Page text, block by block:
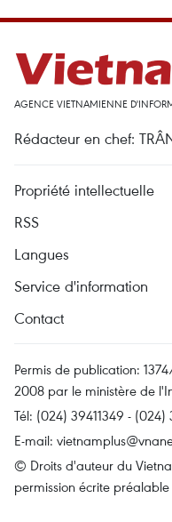
AGENCE VIETNAMIENNE
Rédacteur en chef:
Propriété intellectuelle
RSS
Langues
Service d'information
Contact
Permis de publication:
2008 par le ministère de
Tél: (024) 39411349 - (024)
E-mail:
© Droits d'auteur du
permission écrite